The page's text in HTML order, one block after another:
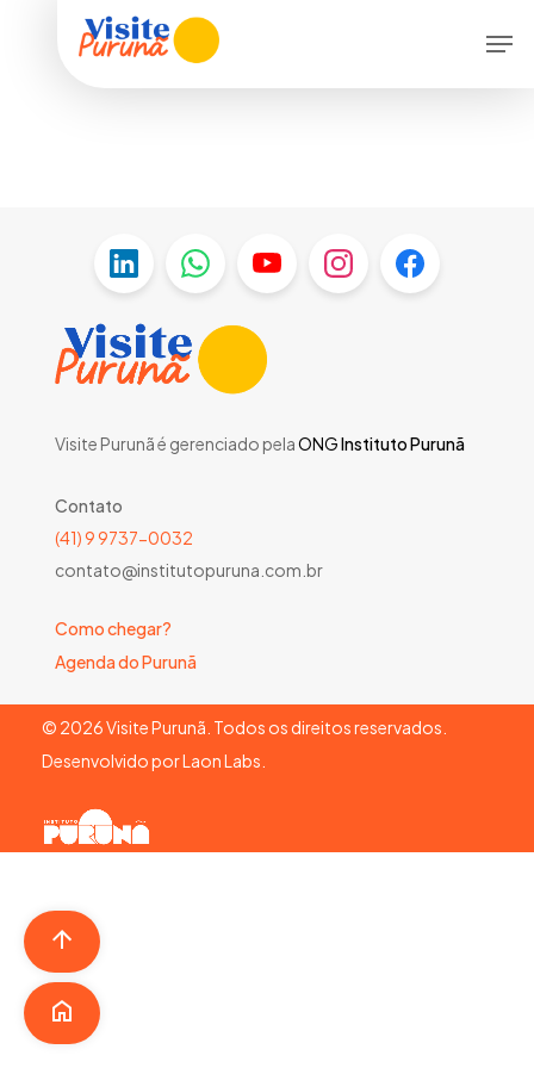
Visite Purunã é gerenciado pelaONGInstituto Purunã
Contato
(41) 9 9737-0032
contato@institutopuruna.com.br
Como chegar?
Agenda do Purunã
© 2026Visite Purunã. Todos os direitos reservados.
Desenvolvido porLaon Labs